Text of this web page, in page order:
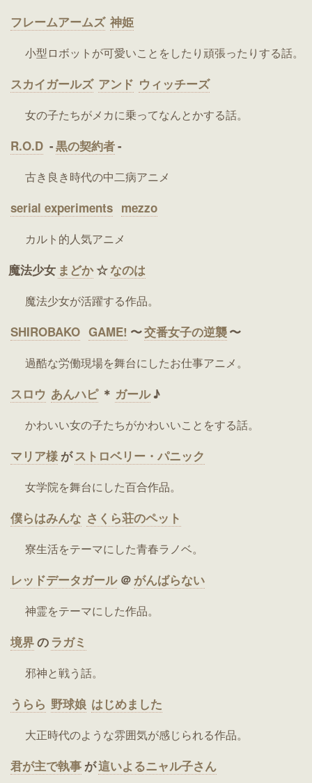
フレームアームズ 神姫
小型ロボットが可愛いことをしたり頑張ったりする話。
スカイガールズ アンド ウィッチーズ
女の子たちがメカに乗ってなんとかする話。
R.O.D -黒の契約者-
古き良き時代の中二病アニメ
serial experiments mezzo
カルト的人気アニメ
魔法少女 まどか☆なのは
魔法少女が活躍する作品。
SHIROBAKO GAME! 〜交番女子の逆襲〜
過酷な労働現場を舞台にしたお仕事アニメ。
スロウ あんハピ ＊ ガール♪
かわいい女の子たちがかわいいことをする話。
マリア様がストロベリー・パニック
女学院を舞台にした百合作品。
僕らはみんな さくら荘のペット
寮生活をテーマにした青春ラノベ。
レッドデータガール ＠がんばらない
神霊をテーマにした作品。
境界の ラガミ
邪神と戦う話。
うらら 野球娘 はじめました
大正時代のような雰囲気が感じられる作品。
君が主で執事が這いよるニャル子さん